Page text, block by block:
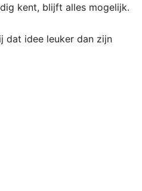
kent, blijft alles mogelijk.
dat idee leuker dan zijn